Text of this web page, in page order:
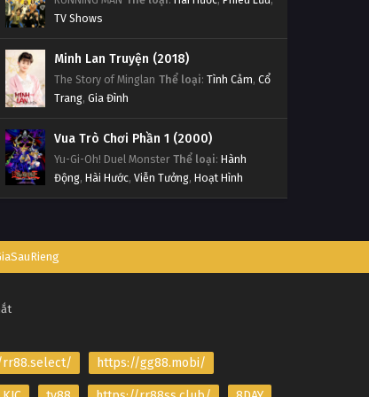
TV Shows
Minh Lan Truyện (2018)
The Story of Minglan Thể loại: Tình Cảm, Cổ
Trang, Gia Đình
Vua Trò Chơi Phần 1 (2000)
Yu-Gi-Oh! Duel Monster Thể loại: Hành
Động, Hài Hước, Viễn Tưởng, Hoạt Hình
https://gg88.mobi/